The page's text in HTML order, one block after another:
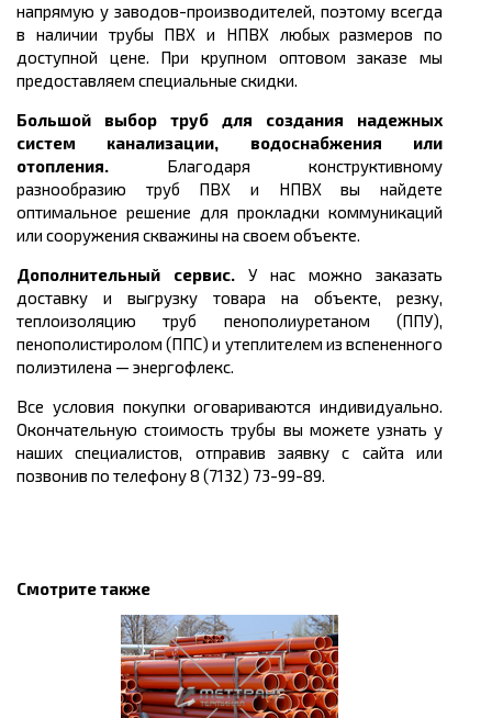
напрямую у заводов-производителей, поэтому всегда
в наличии трубы ПВХ и НПВХ любых размеров по
доступной цене. При крупном оптовом заказе мы
предоставляем специальные скидки.
Большой выбор труб для создания надежных
систем канализации, водоснабжения или
отопления. Благодаря конструктивному
разнообразию труб ПВХ и НПВХ вы найдете
оптимальное решение для прокладки коммуникаций
или сооружения скважины на своем объекте.
Дополнительный сервис. У нас можно заказать
доставку и выгрузку товара на объекте, резку,
теплоизоляцию труб пенополиуретаном (ППУ),
пенополистиролом (ППС) и утеплителем из вспененного
полиэтилена — энергофлекс.
Все условия покупки оговариваются индивидуально.
Окончательную стоимость трубы вы можете узнать у
наших специалистов, отправив заявку с сайта или
позвонив по телефону 8 (7132) 73-99-89.
Смотрите также